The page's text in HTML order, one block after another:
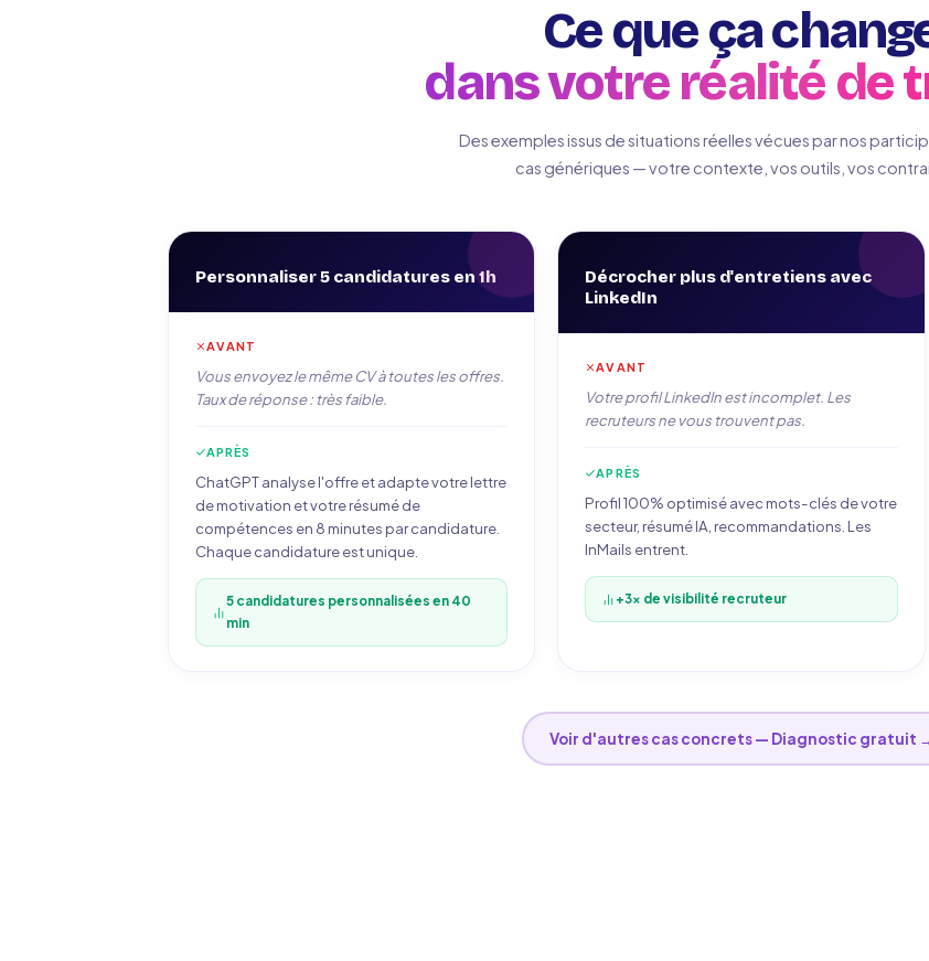
Ce que ça
dans votre réalité de
Des exemples issus de situations réelles vécues par nos
cas génériques — votre contexte, vos outils, vos
Personnaliser 5 candidatures en 1h
AVANT
Vous envoyez le même CV à toutes les offres.
Taux de réponse : très faible.
APRÈS
ChatGPT analyse l'offre et adapte votre lettre
de motivation et votre résumé de
compétences en 8 minutes par candidature.
Chaque candidature est unique.
5 candidatures personnalisées en 40
min
Décrocher plus d'entretiens avec
LinkedIn
AVANT
Votre profil LinkedIn est incomplet. Les
recruteurs ne vous trouvent pas.
APRÈS
Profil 100% optimisé avec mots-clés de votre
secteur, résumé IA, recommandations. Les
InMails entrent.
+3x de visibilité recruteur
Voir d'autres cas concrets — Diagnostic gratuit